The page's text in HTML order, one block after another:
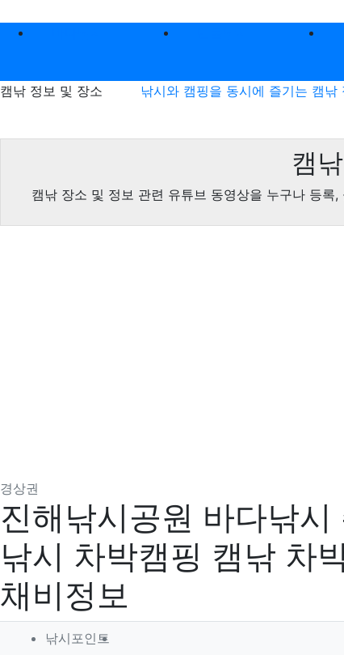
메인 메뉴
캠낚 정보 및 장소
낚시와 캠핑을 동시에 즐기는 캠
캠
캠낚 장소 및 정보 관련 유튜브 동영상을 누구나 등
경상권
진해낚시공원 바다낚
낚시 차박캠핑 캠낚 차
채비정보
작성자 정보
낚시포인트